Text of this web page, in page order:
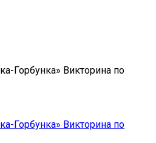
Горбунка» Викторина по
Горбунка» Викторина по